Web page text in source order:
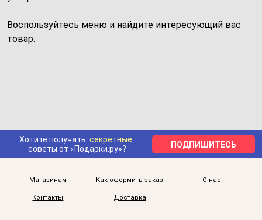
Воспользуйтесь меню и найдите интересующий вас
товар.
Хотите получать секретные
советы от «Подарки.ру»?
ПОДПИШИТЕСЬ
Магазинам Как оформить заказ О нас
Контакты Доставка